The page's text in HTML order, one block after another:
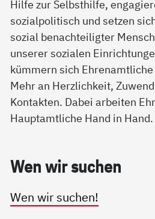
Hilfe zur Selbsthilfe,
sozialpolitisch und setzen
sozial benachteiligter
unserer sozialen
kümmern sich
Mehr an Herzlichkeit,
Kontakten. Dabei arbeiten
Hauptamtliche Hand in Hand.
Wen wir su­chen
Wen wir suchen!